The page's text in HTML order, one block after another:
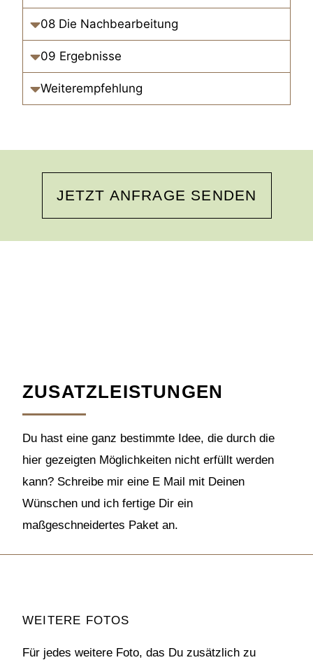
08 Die Nachbearbeitung
09 Ergebnisse
Weiterempfehlung
JETZT ANFRAGE SENDEN
ZUSATZLEISTUNGEN
Du hast eine ganz bestimmte Idee, die durch die
hier gezeigten Möglichkeiten nicht erfüllt werden
kann? Schreibe mir eine E Mail mit Deinen
Wünschen und ich fertige Dir ein
maßgeschneidertes Paket an.
WEITERE FOTOS
Für jedes weitere Foto, das Du zusätzlich zu